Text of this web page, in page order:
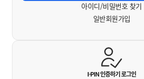
아이디/비밀번호 찾기
일반회원가입
I-PIN 인증하기로그인